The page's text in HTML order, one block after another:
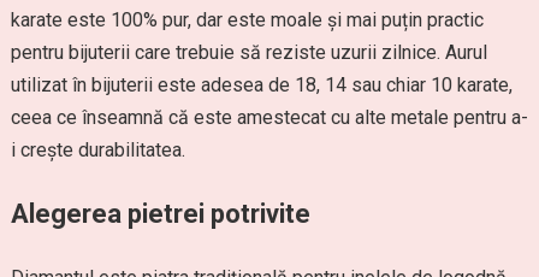
karate este 100% pur, dar este moale și mai puțin practic
pentru bijuterii care trebuie să reziste uzurii zilnice. Aurul
utilizat în bijuterii este adesea de 18, 14 sau chiar 10 karate,
ceea ce înseamnă că este amestecat cu alte metale pentru a-
i crește durabilitatea.
Alegerea pietrei potrivite